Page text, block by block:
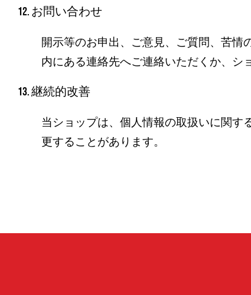
12. お問い合わせ
開示等のお申出、ご意見、ご質問、苦情
内にある連絡先へご連絡いただくか、シ
13. 継続的改善
当ショップは、個人情報の取扱いに関
更することがあります。